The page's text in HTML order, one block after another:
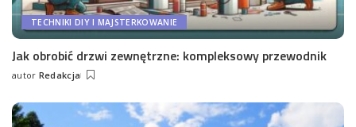
TECHNIKI DIY I MAJSTERKOWANIE
Jak obrobić drzwi zewnętrzne: kompleksowy przewodnik
Wysłany
autor Redakcja